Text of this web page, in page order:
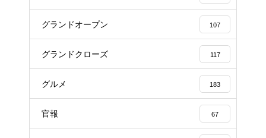
グランドオープン 107
グランドクローズ 117
グルメ 183
官報 67